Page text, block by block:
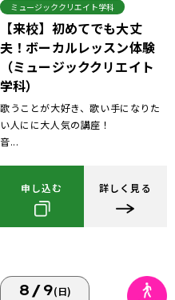
ミュージッククリエイト学科
【来校】初めてでも大丈
夫！ボーカルレッスン体験
（ミュージッククリエイト
学科）
歌うことが大好き、歌い手になりた
い人にに大人気の講座！
音...
申し込む 詳しく見る
8/9(日)